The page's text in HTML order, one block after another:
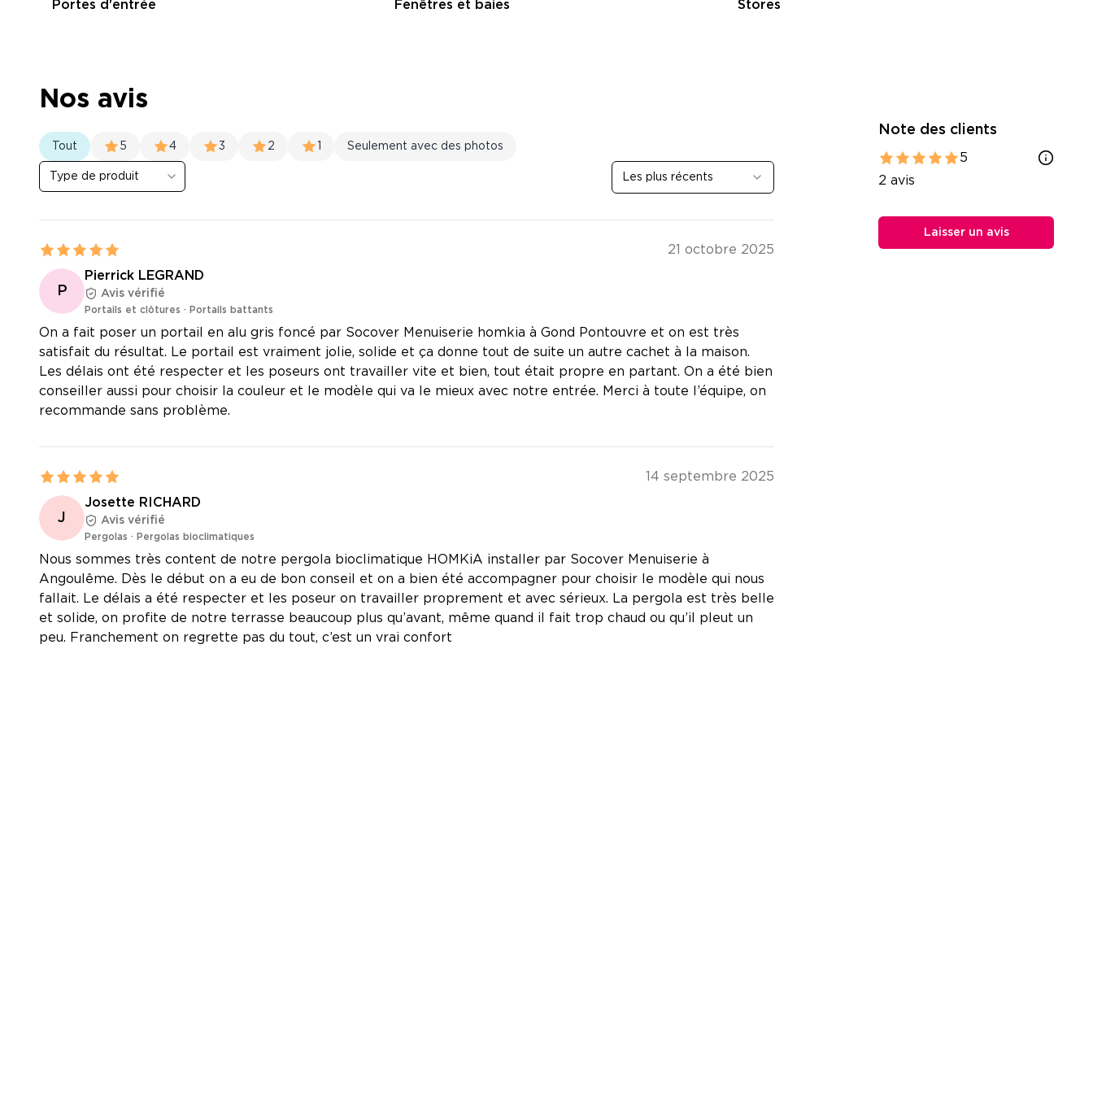
Portes d'entrée Fenêtres et baies Stores
Nos avis
Tout 5 4 3 2 Seulement avec des photos
Type de produit Les plus récents
21 octobre 2025
P
Pierrick LEGRAND
Avis vérifié
Portails et clôtures · Portails battants
On a fait poser un portail en alu gris foncé par Socover Menuiserie homkia à Gond Pontouvre et on est très
satisfait du résultat. Le portail est vraiment jolie, solide et ça donne tout de suite un autre cachet à la maison.
Les délais ont été respecter et les poseurs ont travailler vite et bien, tout était propre en partant. On a été bien
conseiller aussi pour choisir la couleur et le modèle qui va le mieux avec notre entrée. Merci à toute l’équipe, on
recommande sans problème.
14 septembre 2025
J
Josette RICHARD
Avis vérifié
Pergolas · Pergolas bioclimatiques
Nous sommes très content de notre pergola bioclimatique HOMKiA installer par Socover Menuiserie à
Angoulême. Dès le début on a eu de bon conseil et on a bien été accompagner pour choisir le modèle qui nous
fallait. Le délais a été respecter et les poseur on travailler proprement et avec sérieux. La pergola est très belle
et solide, on profite de notre terrasse beaucoup plus qu’avant, même quand il fait trop chaud ou qu’il pleut un
peu. Franchement on regrette pas du tout, c’est un vrai confort
Note des clients
5
2 avis
Laisser un avis